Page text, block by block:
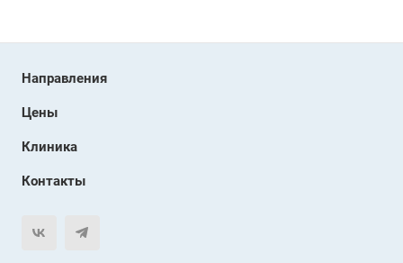
Направления
Цены
Клиника
Контакты